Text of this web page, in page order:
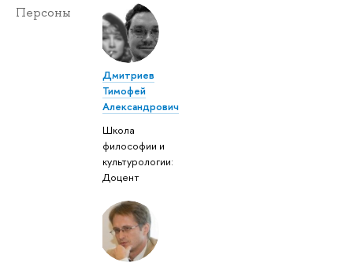
Персоны
Дмитриев
Тимофей
Александрович
Школа
философии и
культурологии:
Доцент